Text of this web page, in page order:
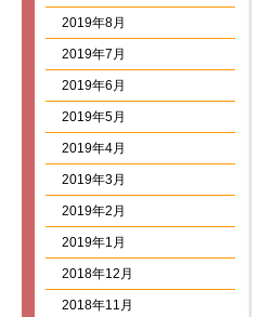
2019年8月
2019年7月
2019年6月
2019年5月
2019年4月
2019年3月
2019年2月
2019年1月
2018年12月
2018年11月